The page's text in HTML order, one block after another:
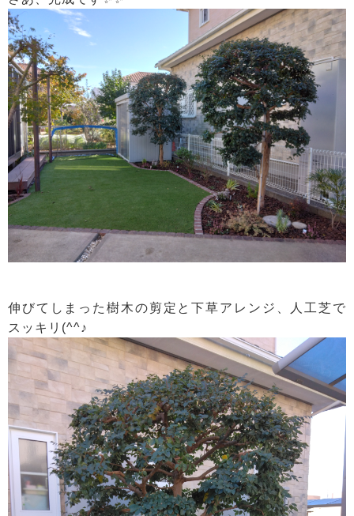
伸びてしまった樹木の剪定と下草アレンジ、人工芝で
スッキリ(^^♪